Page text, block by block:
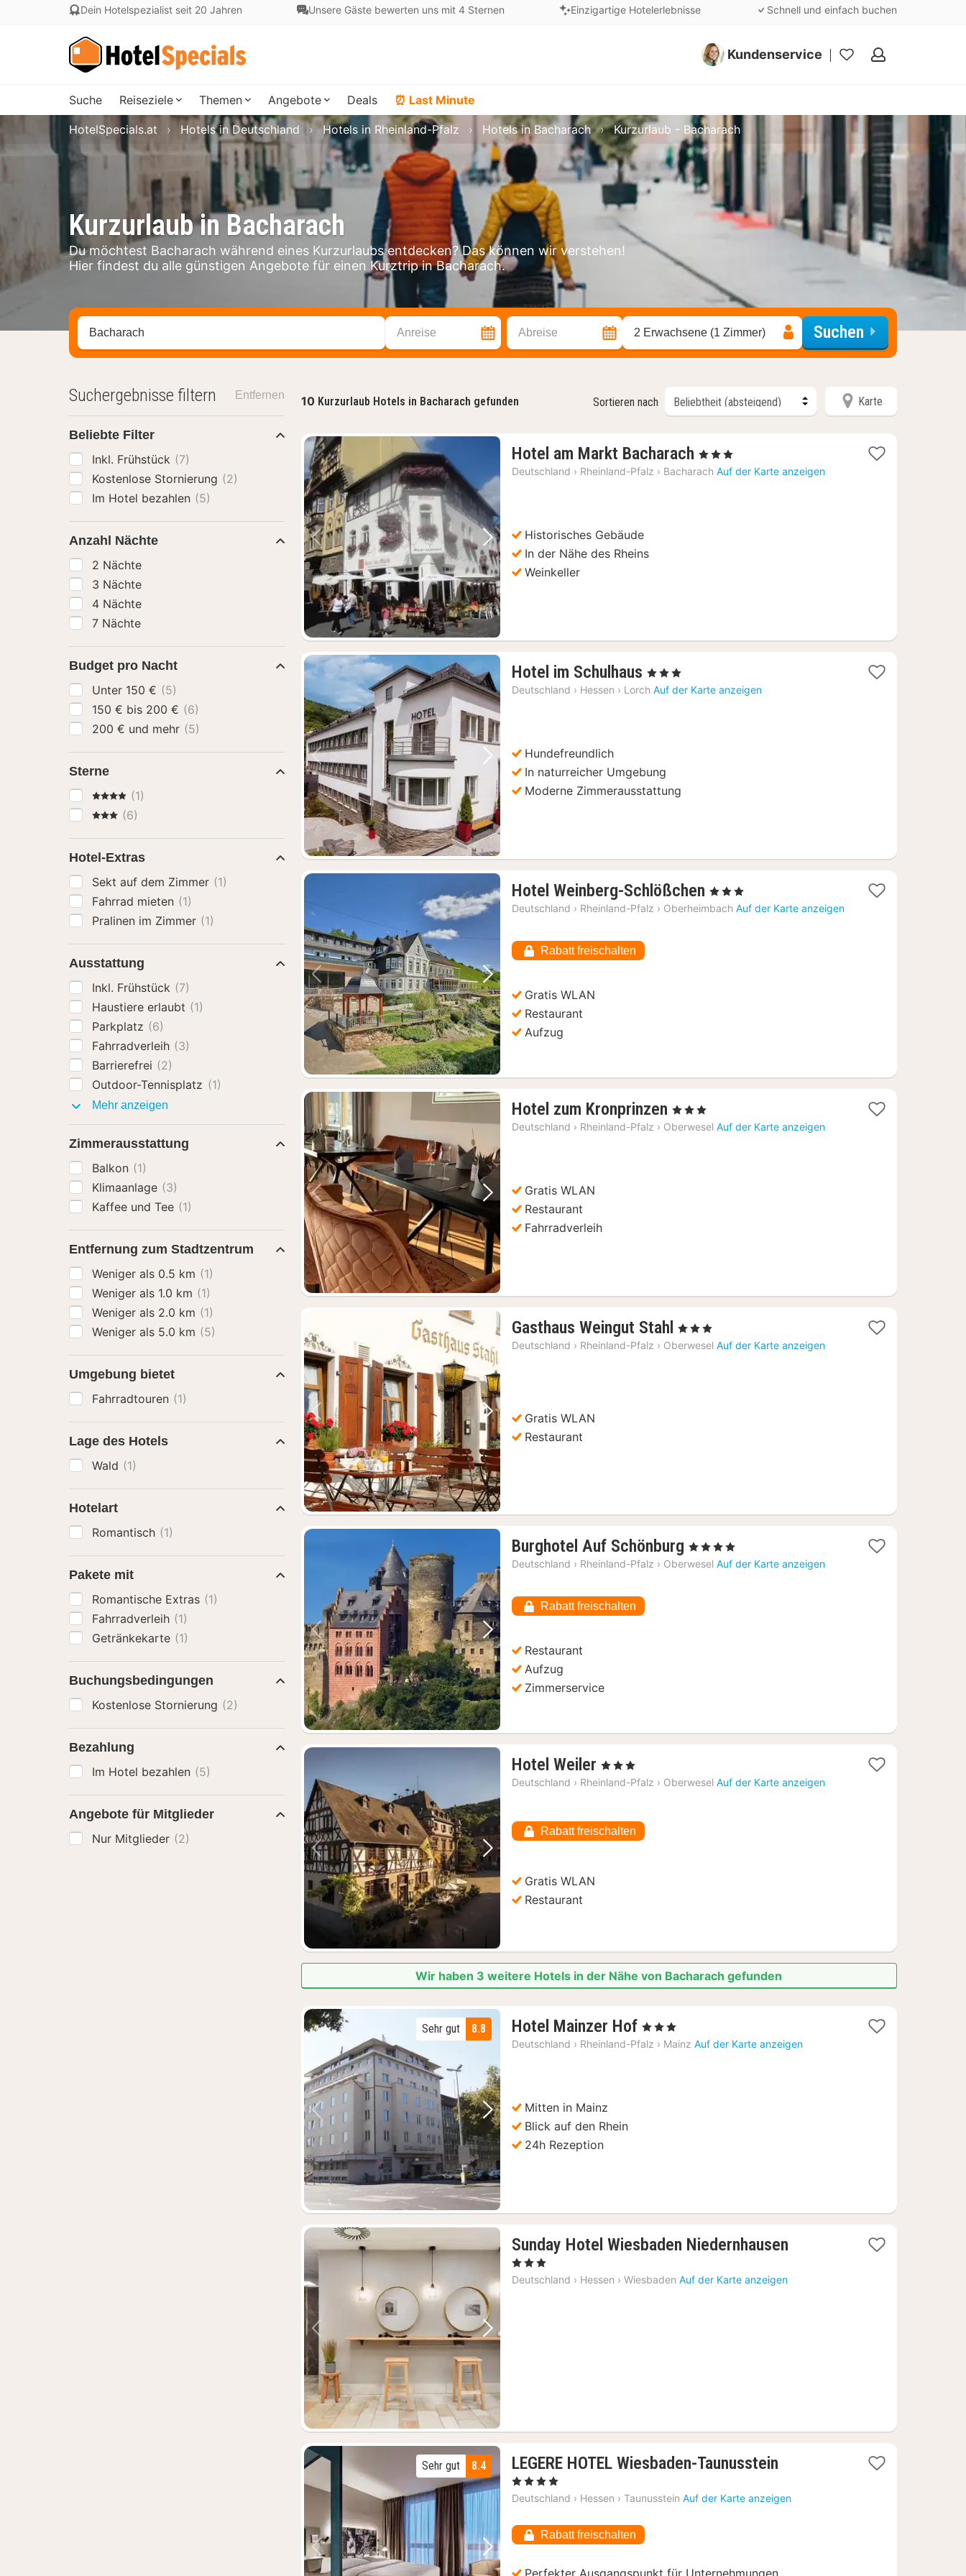
Dein Hotelspezialist seit 20 Jahren Unsere Gäste bewerten uns mit 4 Sternen Einzigartige Hotelerlebnisse Schnell und einfach buchen
Kundenservice
Meine
Suche Reiseziele Themen Angebote Deals ⏰ Last Minute
Kurzurlaub in Bacharach
Du möchtest Bacharach während eines Kurzurlaubs entdecken? Das können wir verstehen!
Hier findest du alle günstigen Angebote für einen Kurztrip in Bacharach.
HotelSpecials.at Hotels in Deutschland Hotels in Rheinland-Pfalz Hotels in Bacharach Kurzurlaub - Bacharach
Stadt, Region oder Hotel suchen Anreise Abreise 2 Erwachsene (1 Zimmer) Suchen
10 Kurzurlaub Hotels in Bacharach gefunden Sortieren nach Karte
Vorheriges Bild Nächstes Bild
Hotel am Markt Bacharach 1
Nacht
, 3 Sterne
Deutschland › Rheinland-Pfalz › Bacharach Auf der Karte anzeigen
Historisches Gebäude
In der Nähe des Rheins
Weinkeller
Vorheriges Bild Nächstes Bild
Hotel im Schulhaus 1
Nacht
, 3 Sterne
Deutschland › Hessen › Lorch Auf der Karte anzeigen
Hundefreundlich
In naturreicher Umgebung
Moderne Zimmerausstattung
Vorheriges Bild Nächstes Bild
Hotel Weinberg-Schlößchen 1
Nacht
, 3 Sterne
Deutschland › Rheinland-Pfalz › Oberheimbach Auf der Karte anzeigen
Rabatt freischalten
Gratis WLAN
Restaurant
Aufzug
Vorheriges Bild Nächstes Bild
Hotel zum Kronprinzen 1
Nacht
, 3 Sterne
Deutschland › Rheinland-Pfalz › Oberwesel Auf der Karte anzeigen
Gratis WLAN
Restaurant
Fahrradverleih
Vorheriges Bild Nächstes Bild
Gasthaus Weingut Stahl 1
Nacht
, 3 Sterne
Deutschland › Rheinland-Pfalz › Oberwesel Auf der Karte anzeigen
Gratis WLAN
Restaurant
Vorheriges Bild Nächstes Bild
Burghotel Auf Schönburg 1
Nacht
, 4 Sterne
Deutschland › Rheinland-Pfalz › Oberwesel Auf der Karte anzeigen
Rabatt freischalten
Restaurant
Aufzug
Zimmerservice
Vorheriges Bild Nächstes Bild
Hotel Weiler 1
Nacht
€
, 3 Sterne
Deutschland › Rheinland-Pfalz › Oberwesel Auf der Karte anzeigen
Rabatt freischalten
Gratis WLAN
Restaurant
Wir haben 3 weitere Hotels in der Nähe von Bacharach gefunden
Vorheriges Bild Nächstes Bild
8.8
Sehr gut Hotel Mainzer Hof 1
Nacht
, 3 Sterne
Deutschland › Rheinland-Pfalz › Mainz Auf der Karte anzeigen
Mitten in Mainz
Blick auf den Rhein
24h Rezeption
Vorheriges Bild Nächstes Bild
Sunday Hotel Wiesbaden Niedernhausen
, 3 Sterne
Deutschland › Hessen › Wiesbaden Auf der Karte anzeigen
Vorheriges Bild Nächstes Bild
8.4
Sehr gut LEGERE HOTEL Wiesbaden-Taunusstein
ab
, 4 Sterne
Deutschland › Hessen › Taunusstein Auf der Karte anzeigen
Rabatt freischalten
Perfekter Ausgangspunkt für Unternehmungen
Suchergebnisse filtern Entfernen
Beliebte Filter
Inkl. Frühstück (7)
Kostenlose Stornierung (2)
Im Hotel bezahlen (5)
Anzahl Nächte
2 Nächte
3 Nächte
4 Nächte
7 Nächte
Budget pro Nacht
Unter 150 € (5)
150 € bis 200 € (6)
200 € und mehr (5)
Sterne
4 Sterne(1)
3 Sterne
(6)
Hotel-Extras
Sekt auf dem Zimmer (1)
Fahrrad mieten (1)
Pralinen im Zimmer (1)
Ausstattung
Inkl. Frühstück (7)
Haustiere erlaubt (1)
Parkplatz (6)
Fahrradverleih (3)
Barrierefrei (2)
Outdoor-Tennisplatz (1)
Mehr anzeigen
Zimmerausstattung
Balkon (1)
Klimaanlage (3)
Kaffee und Tee (1)
Entfernung zum Stadtzentrum
Weniger als 0.5 km (1)
Weniger als 1.0 km (1)
Weniger als 2.0 km (1)
Weniger als 5.0 km (5)
Umgebung bietet
Fahrradtouren (1)
Lage des Hotels
Wald (1)
Hotelart
Romantisch (1)
Pakete mit
Romantische Extras (1)
Fahrradverleih (1)
Getränkekarte (1)
Buchungsbedingungen
Kostenlose Stornierung (2)
Bezahlung
Im Hotel bezahlen (5)
Angebote für Mitglieder
Nur Mitglieder (2)